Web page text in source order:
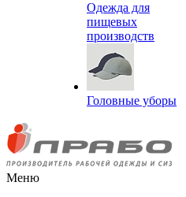
Одежда для
пищевых
производств
Головные уборы
Меню